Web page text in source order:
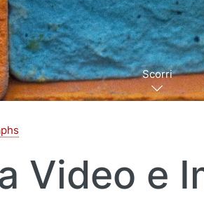
Scorri
Video e